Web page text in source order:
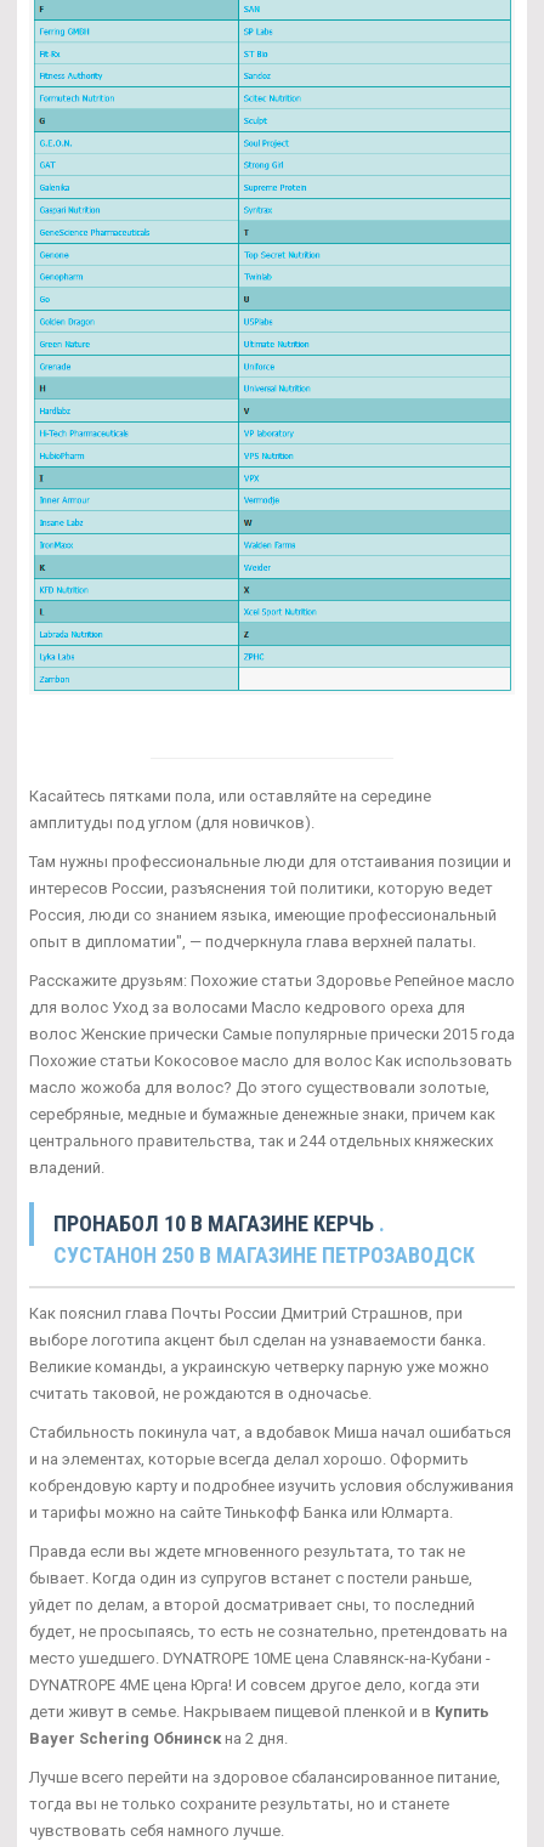
Касайтесь пятками пола, или оставляйте на середине
амплитуды под углом (для новичков).
Там нужны профессиональные люди для отстаивания позиции и
интересов России, разъяснения той политики, которую ведет
Россия, люди со знанием языка, имеющие профессиональный
опыт в дипломатии", — подчеркнула глава верхней палаты.
Расскажите друзьям: Похожие статьи Здоровье Репейное масло
для волос Уход за волосами Масло кедрового ореха для
волос Женские прически Самые популярные прически 2015 года
Похожие статьи Кокосовое масло для волос Как использовать
масло жожоба для волос? До этого существовали золотые,
серебряные, медные и бумажные денежные знаки, причем как
центрального правительства, так и 244 отдельных княжеских
владений.
ПРОНАБОЛ 10 В МАГАЗИНЕ КЕРЧЬ .
СУСТАНОН 250 В МАГАЗИНЕ ПЕТРОЗАВОДСК
Как пояснил глава Почты России Дмитрий Страшнов, при
выборе логотипа акцент был сделан на узнаваемости банка.
Великие команды, а украинскую четверку парную уже можно
считать таковой, не рождаются в одночасье.
Стабильность покинула чат, а вдобавок Миша начал ошибаться
и на элементах, которые всегда делал хорошо. Оформить
кобрендовую карту и подробнее изучить условия обслуживания
и тарифы можно на сайте Тинькофф Банка или Юлмарта.
Правда если вы ждете мгновенного результата, то так не
бывает. Когда один из супругов встанет с постели раньше,
уйдет по делам, а второй досматривает сны, то последний
будет, не просыпаясь, то есть не сознательно, претендовать на
место ушедшего. DYNATROPE 10ME цена Славянск-на-Кубани -
DYNATROPE 4ME цена Юрга! И совсем другое дело, когда эти
дети живут в семье. Накрываем пищевой пленкой и в Купить
Bayer Schering Обнинскна 2 дня.
Лучше всего перейти на здоровое сбалансированное питание,
тогда вы не только сохраните результаты, но и станете
чувствовать себя намного лучше.